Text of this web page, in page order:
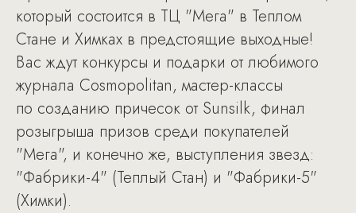
который состоится в ТЦ "Мега" в Теплом
Стане и Химках в предстоящие выходные!
Вас ждут конкурсы и подарки от любимого
журнала Cosmopolitan, мастер-классы
по созданию причесок от Sunsilk, финал
розыгрыша призов среди покупателей
"Мега", и конечно же, выступления звезд:
"Фабрики-4" (Теплый Стан) и "Фабрики-5"
(Химки).